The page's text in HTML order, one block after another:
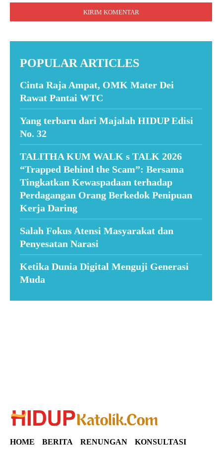
POPULAR ARTICLES
Cinta Raja Ampat, OMK Mater Dei
Rawat Pantai WTC
Yang terbaru dari Majalah HIDUP Edisi
No. 32
TALITHA KUM WALK s TALK 2026
“Trapped Behind the Scam”: Bersama
Tingkatkan Kewaspadaan terhadap
Perdagangan Orang Berkedok Penipuan
Kerja Daring
Salah Fokus Atensi Masyarakat dan
Penyesatan Narasi
Ketika Dunia Digital Menguji Generasi
Muda
HOME BERITA RENUNGAN
KONSULTASI